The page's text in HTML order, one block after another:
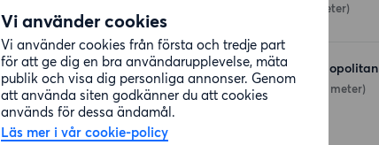
Vi använder cookies
Vi använder cookies från första och tredje part
för att ge dig en bra användarupplevelse, mäta
publik och visa dig personliga annonser. Genom
att använda siten godkänner du att cookies
används för dessa ändamål.
Läs mer i vår cookie-policy
(23 meter)
Le Pain Français Cosmopolitan
Engelbrektsgatan 32 (43 meter)